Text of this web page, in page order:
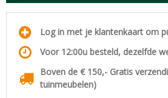
Log in met je klantenkaart om
Voor 12:00u besteld, dezelfde
Boven de € 150,- Gratis
tuinmeubelen)